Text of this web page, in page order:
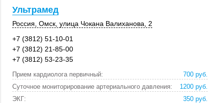
Ультрамед
Россия Омск , улица Чокана Валиханова, 2
+7 (3812) 51-10-01
+7 (3812) 21-85-00
+7 (3812) 53-23-35
Прием кардиолога первичный:
700 руб.
Суточное мониторирование артериального давления:
1200 руб.
ЭКГ:
350 руб.